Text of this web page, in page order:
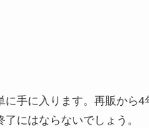
に手に入ります。再販から
にはならないでしょう。